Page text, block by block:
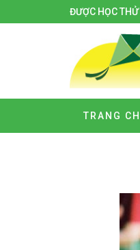
ĐƯỢC HỌC THỬ
TRANG